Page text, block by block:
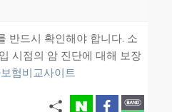
반드시 확인해야 합니다. 소
시점의 암 진단에 대해 보장
험비교사이트